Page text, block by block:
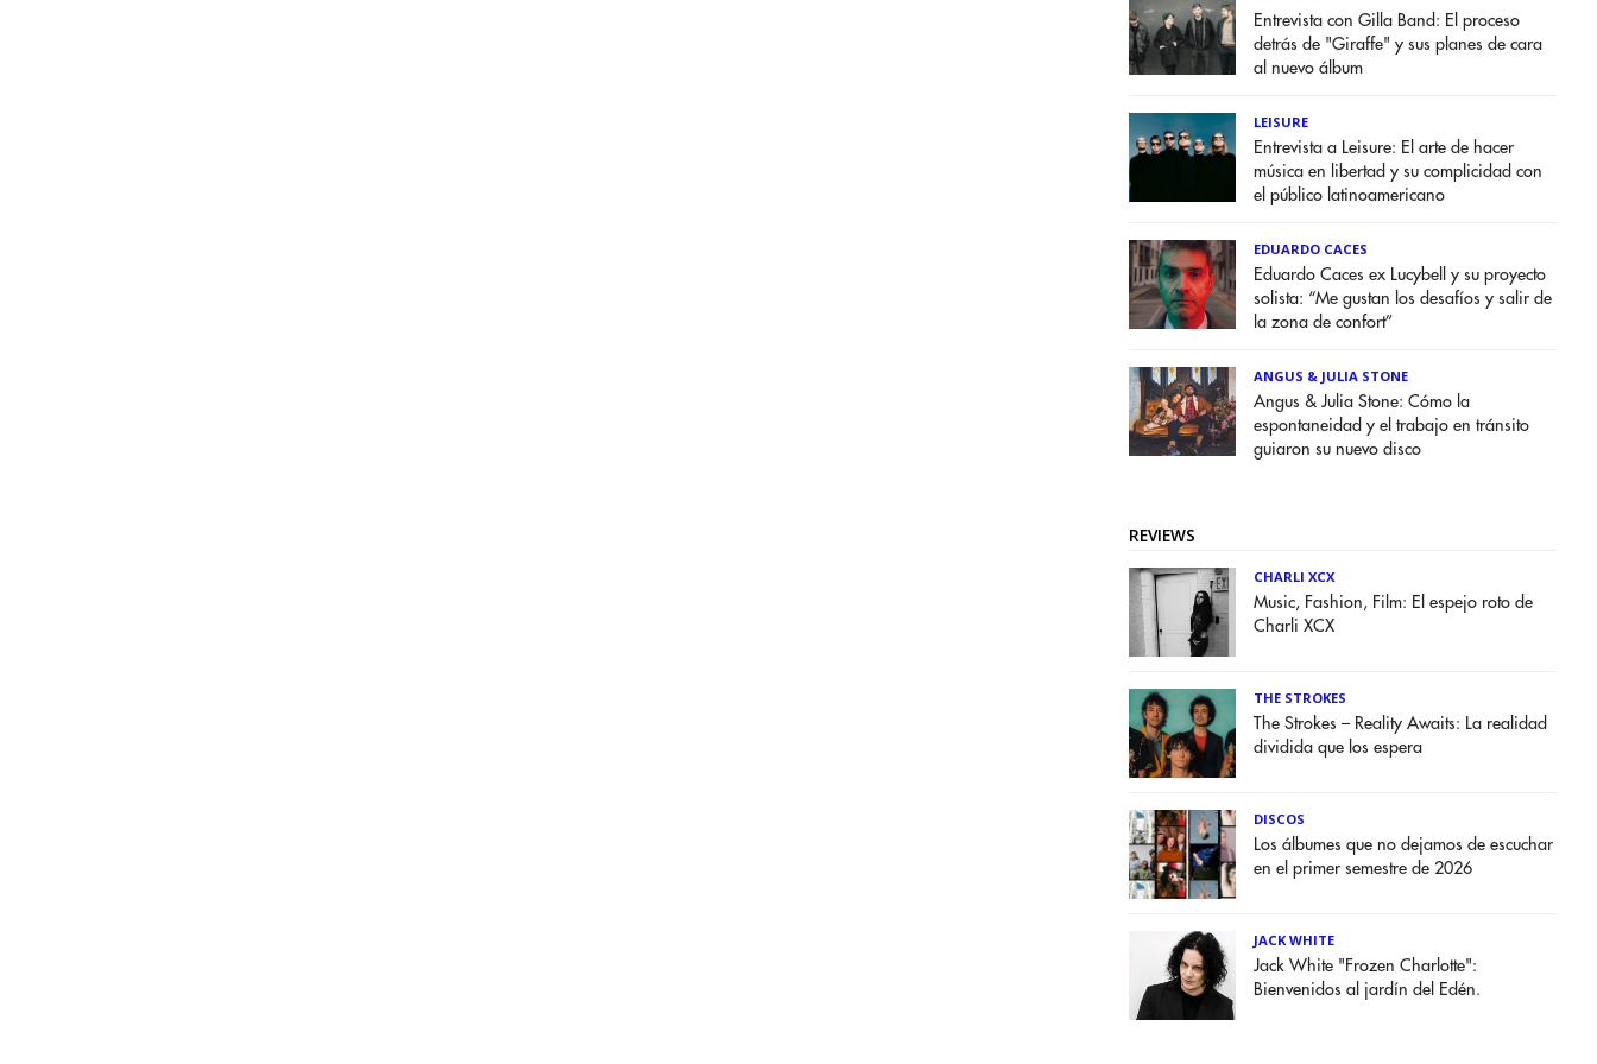
Entrevista con Gilla Band: El proceso
detrás de "Giraffe" y sus planes de cara
al nuevo álbum
LEISURE
Entrevista a Leisure: El arte de hacer
música en libertad y su complicidad con
el público latinoamericano
EDUARDO CACES
Eduardo Caces ex Lucybell y su proyecto
solista: “Me gustan los desafíos y salir de
la zona de confort”
ANGUS & JULIA STONE
Angus & Julia Stone: Cómo la
espontaneidad y el trabajo en tránsito
guiaron su nuevo disco
REVIEWS
CHARLI XCX
Music, Fashion, Film: El espejo roto de
Charli XCX
THE STROKES
The Strokes – Reality Awaits: La realidad
dividida que los espera
DISCOS
Los álbumes que no dejamos de escuchar
en el primer semestre de 2026
JACK WHITE
Jack White "Frozen Charlotte":
Bienvenidos al jardín del Edén.